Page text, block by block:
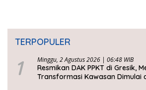
TERPOPULER
1 Minggu, 2 Agustus 2026 | 06:48 WIB
Resmikan DAK PPKT di Gresik,
Transformasi Kawasan Dimulai